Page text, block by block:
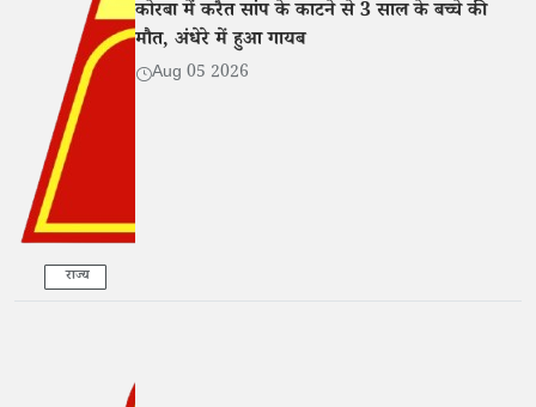
राज्य
कोरबा में करैत सांप के काटने से 3 साल के बच्चे की
मौत, अंधेरे में हुआ गायब
Aug 05 2026